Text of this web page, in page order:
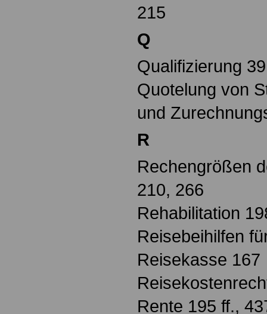
215
Q
Qualifizierung 39
Quotelung von
und
R
Rechengrößen
210, 266
Rehabilitation
Reisebeihilfen
Reisekasse 167
Rente 195 ff.,